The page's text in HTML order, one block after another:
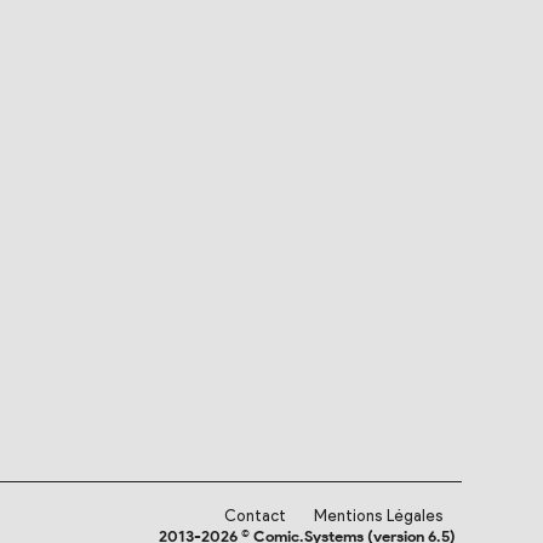
Contact
Mentions Légales
2013-2026 © Comic.Systems (version 6.5)